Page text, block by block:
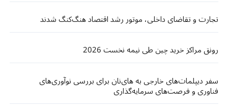
تجارت و تقاضای داخلی، موتور رشد اقتصاد هنگ‌کنگ شدند
رونق مراکز خرید چین طی نیمه نخست 2026
سفر دیپلمات‌های خارجی به های‌نان برای بررسی نوآوری‌های
فناوری و فرصت‌های سرمایه‌گذاری